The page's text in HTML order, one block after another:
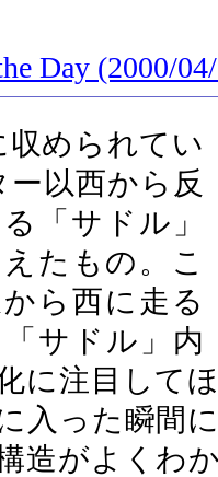
Day (2000/
収められてい
ー以西から反
「サドル」
たもの。こ
ら西に走る
サドル」内
に注目して
入った瞬間
造がよくわ